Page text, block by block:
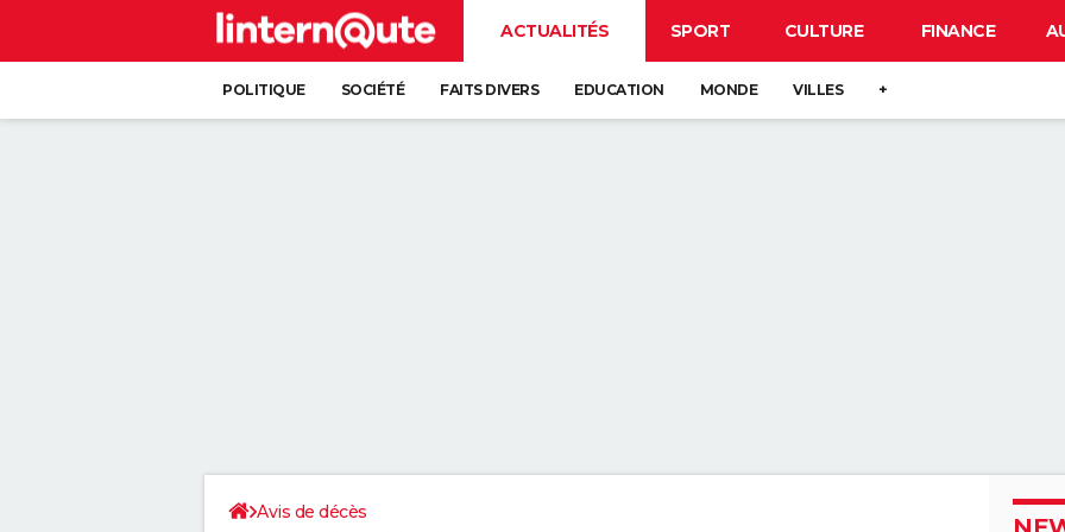
ACTUALITÉS SPORT CULTURE FINANCE
POLITIQUE SOCIÉTÉ FAITS DIVERS EDUCATION MONDE VILLES +
Avis de décès